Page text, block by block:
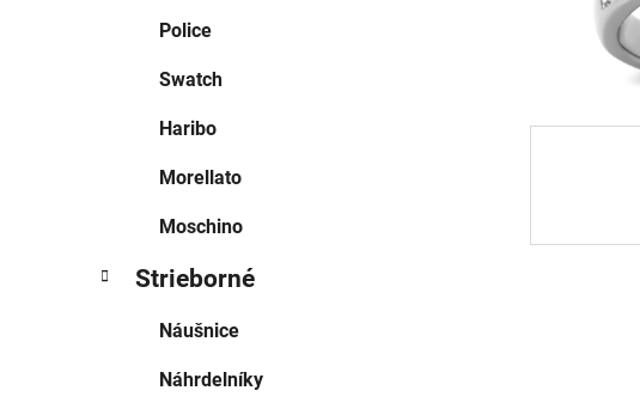
Police
Swatch
Haribo
Morellato
Moschino
Strieborné
Náušnice
Náhrdelníky